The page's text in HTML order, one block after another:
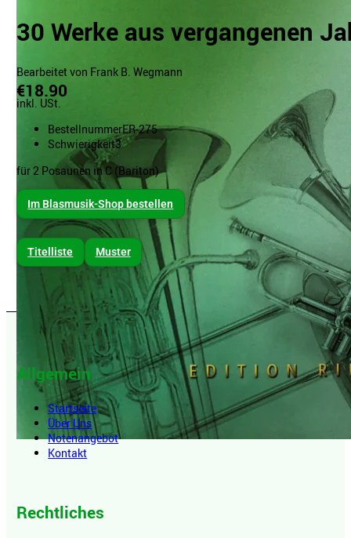
30 Werke aus vergangenen
Bearbeitet von Frank B. Wegmann
€18.90
inkl. USt.
BestellnummerER-275
Schwierigkeit3
für 2 Posaunen in C (Bariton)
Im Blasmusik-Shop bestellen
Titelliste Muster
Allgemein
Startseite
Über Uns
Notenangebot
Kontakt
Rechtliches